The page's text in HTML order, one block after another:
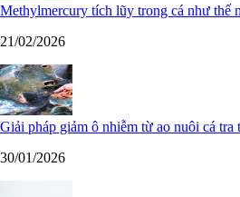
Methylmercury tích lũy trong cá như thế
21/02/2026
Giải pháp giảm ô nhiễm từ ao nuôi cá tra
30/01/2026